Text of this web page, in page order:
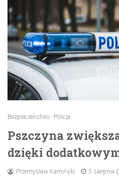
Bezpieczeństwo Policja
Pszczyna
dzięki
Przemysław Kamiński 5 sierpnia